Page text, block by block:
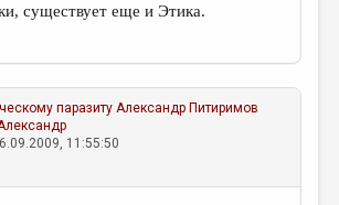
существует еще и Этика.
паразиту Александр Питиримов
11:55:50